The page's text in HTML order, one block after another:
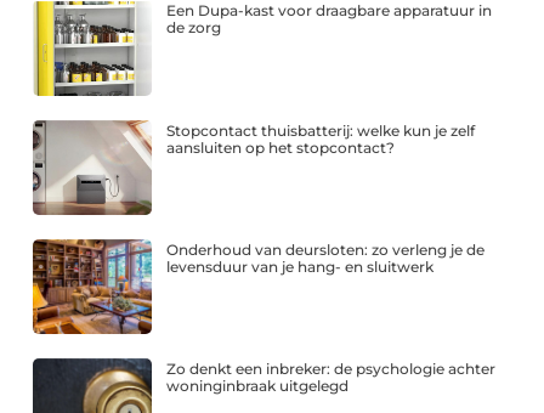
Een Dupa-kast voor draagbare apparatuur in
de zorg
Stopcontact thuisbatterij: welke kun je zelf
aansluiten op het stopcontact?
Onderhoud van deursloten: zo verleng je de
levensduur van je hang- en sluitwerk
Zo denkt een inbreker: de psychologie achter
woninginbraak uitgelegd